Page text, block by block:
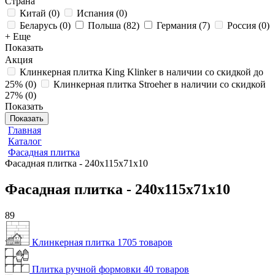
Китай (0) Испания (0)
Беларусь (0) Польша (82) Германия (7) Россия (0)
+ Еще
Показать
Акция
Клинкерная плитка King Klinker в наличии со скидкой до
25% (0)
Клинкерная плитка Stroeher в наличии со скидкой
27% (0)
Показать
Показать
Главная
Каталог
Фасадная плитка
Фасадная плитка - 240x115x71x10
Фасадная плитка - 240x115x71x10
89
Клинкерная плитка 1705 товаров
Плитка ручной формовки 40 товаров